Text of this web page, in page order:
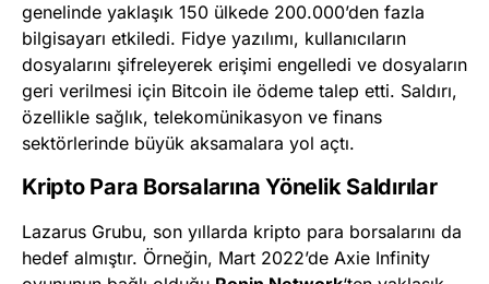
genelinde yaklaşık 150 ülkede 200.000’den fazla
bilgisayarı etkiledi. Fidye yazılımı, kullanıcıların
dosyalarını şifreleyerek erişimi engelledi ve dosyaların
geri verilmesi için Bitcoin ile ödeme talep etti. Saldırı,
özellikle sağlık, telekomünikasyon ve finans
sektörlerinde büyük aksamalara yol açtı.
Kripto Para Borsalarına Yönelik Saldırılar
Lazarus Grubu, son yıllarda kripto para borsalarını da
hedef almıştır. Örneğin, Mart 2022’de Axie Infinity